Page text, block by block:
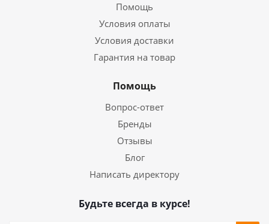
Помощь
Условия оплаты
Условия доставки
Гарантия на товар
Помощь
Вопрос-ответ
Бренды
Отзывы
Блог
Написать директору
Будьте всегда в курсе!